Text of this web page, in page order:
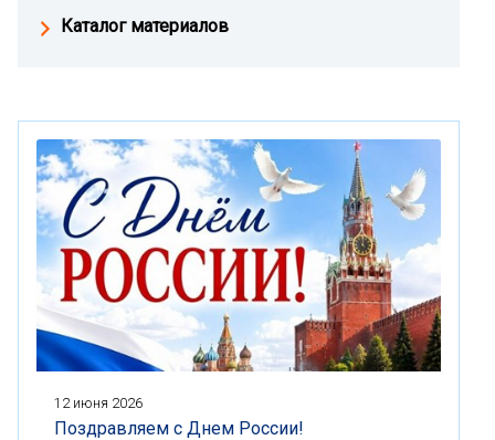
Каталог материалов
12 июня 2026
Поздравляем с Днем России!